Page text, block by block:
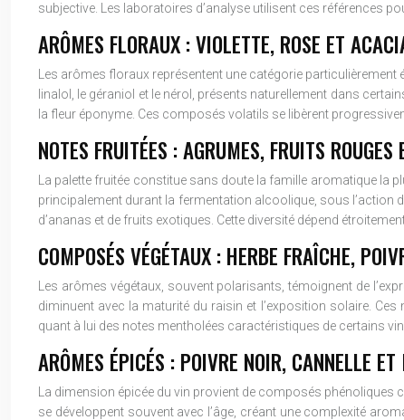
subjective. Les laboratoires d’analyse utilisent ces références
ARÔMES FLORAUX : VIOLETTE, ROSE ET
Les arômes floraux représentent une catégorie
linalol, le géraniol et le nérol, présents naturellement dans
la fleur éponyme. Ces composés volatils se libèrent
NOTES FRUITÉES : AGRUMES, FRUITS
La palette fruitée constitue sans doute la famille aromatique
principalement durant la fermentation alcoolique, sous l’action
d’ananas et de fruits exotiques. Cette diversité dépend
COMPOSÉS VÉGÉTAUX : HERBE FRAÎCHE,
Les arômes végétaux, souvent polarisants, témoignent de
diminuent avec la maturité du raisin et l’exposition solaire.
quant à lui des notes mentholées caractéristiques de certains
ARÔMES ÉPICÉS : POIVRE NOIR, CANNELLE ET
La dimension épicée du vin provient de composés
se développent souvent avec l’âge, créant une complexité